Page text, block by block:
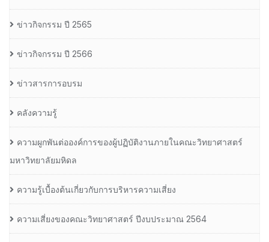
ข่าวกิจกรรม ปี 2565
ข่าวกิจกรรม ปี 2566
ข่าวสารการอบรม
คลังความรู้
ความผูกพันต่อองค์การของผู้ปฏิบัติงานภายในคณะวิทยาศาสตร์
มหาวิทยาลัยมหิดล
ความรู้เบื้องต้นเกี่ยวกับการบริหารความเสี่ยง
ความเสี่ยงของคณะวิทยาศาสตร์ ปีงบประมาณ 2564